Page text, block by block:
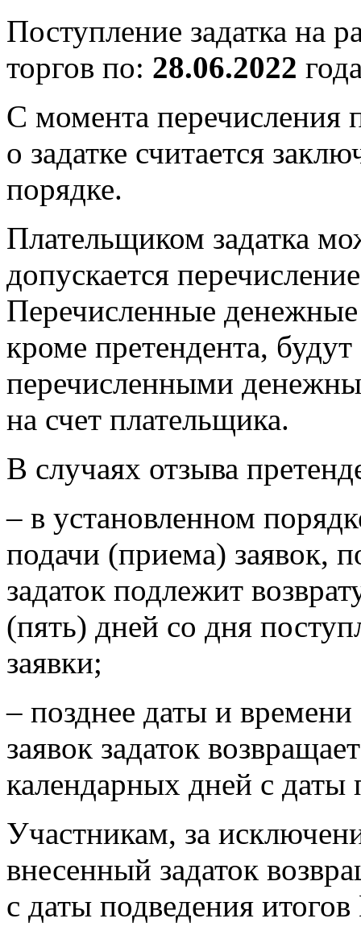
Поступление задатка на
торгов по: 28.06.2022
С момента перечисления
о задатке считается
порядке.
Плательщиком задатка
допускается
Перечисленные
кроме претендента,
перечисленными
на счет плательщика.
В случаях отзыва
– в установленном
подачи (приема) заявок,
задаток подлежит
(пять) дней со дня
заявки;
– позднее даты и
заявок задаток
календарных дней с
Участникам, за
внесенный задаток
с даты подведения